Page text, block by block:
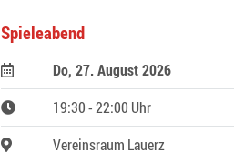
Spieleabend
Do, 27. August 2026
19:30 - 22:00 Uhr
Vereinsraum Lauerz